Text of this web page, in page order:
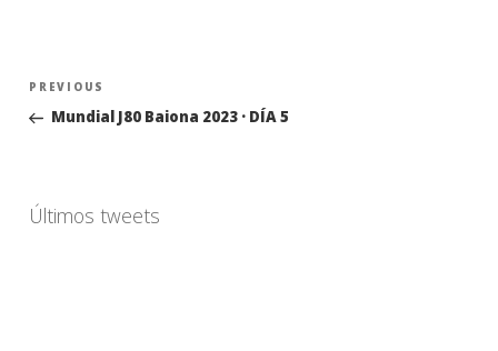
Navegación
entradas
Previous
Post
PREVIOUS
Mundial J80 Baiona 2023 · DÍA 5
Últimos tweets